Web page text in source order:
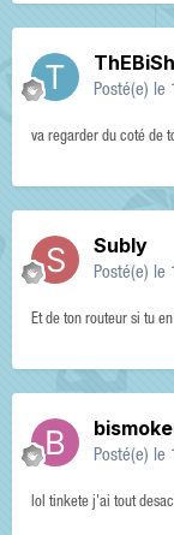
Posté(e) le
va regarder du coté de
Subly
Posté(e) le
Et de ton routeur si tu
Posté(e) le
lol tinkete j'ai tout